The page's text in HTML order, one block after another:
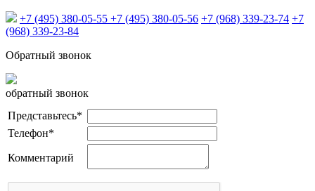
+7 (495) 380-05-55 +7 (495) 380-05-56 +7 (968) 339-23-74 +7
(968) 339-23-84
Обратный звонок
обратный звонок
Представьтесь*
Телефон*
Комментарий